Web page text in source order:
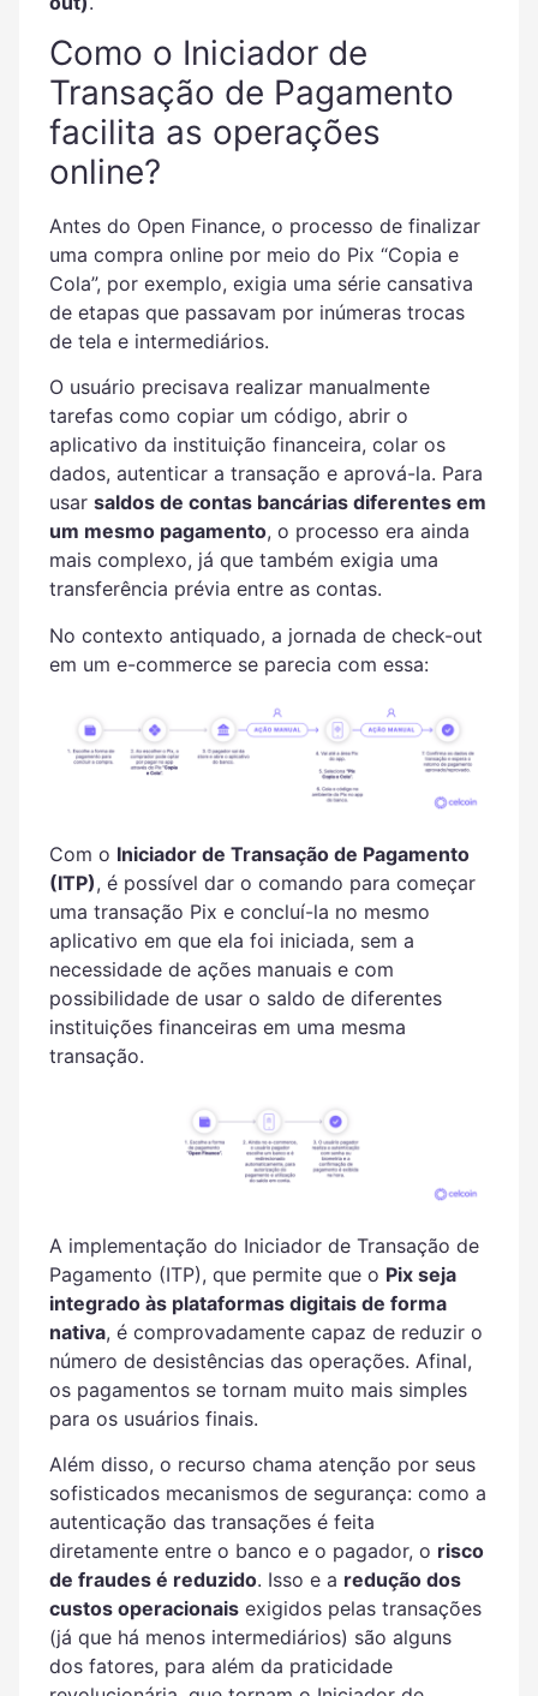
Como o Iniciador de
Transação de Pagamento
facilita as operações
online?
Antes do Open Finance, o processo de finalizar
uma compra online por meio do Pix “Copia e
Cola”, por exemplo, exigia uma série cansativa
de etapas que passavam por inúmeras trocas
de tela e intermediários.
O usuário precisava realizar manualmente
tarefas como copiar um código, abrir o
aplicativo da instituição financeira, colar os
dados, autenticar a transação e aprová-la. Para
usar saldos de contas bancárias diferentes em
um mesmo pagamento, o processo era ainda
mais complexo, já que também exigia uma
transferência prévia entre as contas.
No contexto antiquado, a jornada de check-out
em um e-commerce se parecia com essa:
Com o Iniciador de Transação de Pagamento
(ITP), é possível dar o comando para começar
uma transação Pix e concluí-la no mesmo
aplicativo em que ela foi iniciada, sem a
necessidade de ações manuais e com
possibilidade de usar o saldo de diferentes
instituições financeiras em uma mesma
transação.
A implementação do Iniciador de Transação de
Pagamento (ITP), que permite que o Pix seja
integrado às plataformas digitais de forma
nativa, é comprovadamente capaz de reduzir o
número de desistências das operações. Afinal,
os pagamentos se tornam muito mais simples
para os usuários finais.
Além disso, o recurso chama atenção por seus
sofisticados mecanismos de segurança: como a
autenticação das transações é feita
diretamente entre o banco e o pagador, o risco
de fraudes é reduzido. Isso e a redução dos
custos operacionaisexigidos pelas transações
(já que há menos intermediários) são alguns
dos fatores, para além da praticidade